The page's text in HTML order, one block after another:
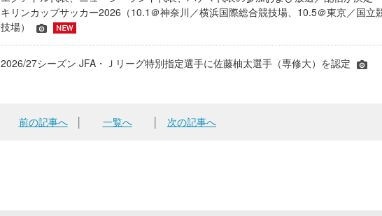
キリンカップサッカー2026（10.1＠神奈川／横浜国際総合競技場、10.5＠東京／国立
技場）
2026/27シーズン JFA・Ｊリーグ特別指定選手に佐藤柚太選手（専修大）を認定
前の記事へ│ 一覧へ 次の記事へ